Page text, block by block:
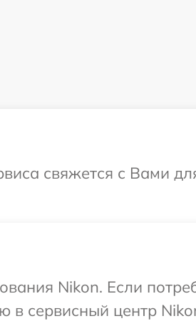
свяжется с Вами
Nikon. Если
в сервисный центр